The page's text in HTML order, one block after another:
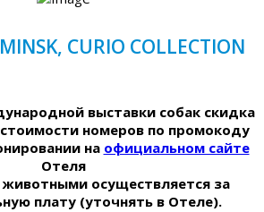
CURIO COLLECTION
выставки собак скидка
номеров по промокоду
на официальном сайте
Отеля
осуществляется за
плату (уточнять в Отеле).